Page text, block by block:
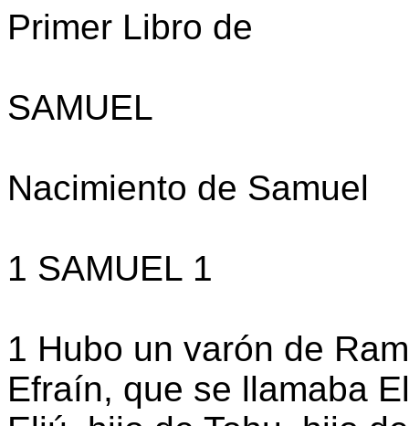
Primer Libro de
SAMUEL
Nacimiento de Samuel
1 SAMUEL 1
1 Hubo un varón de
Efraín, que se llamaba